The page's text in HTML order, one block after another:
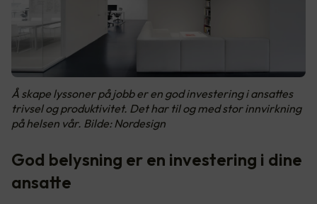
Å skape lyssoner på jobb er en god investering i ansattes
trivsel og produktivitet. Det har til og med stor innvirkning
på helsen vår. Bilde: Nordesign
God belysning er en investering i dine
ansatte